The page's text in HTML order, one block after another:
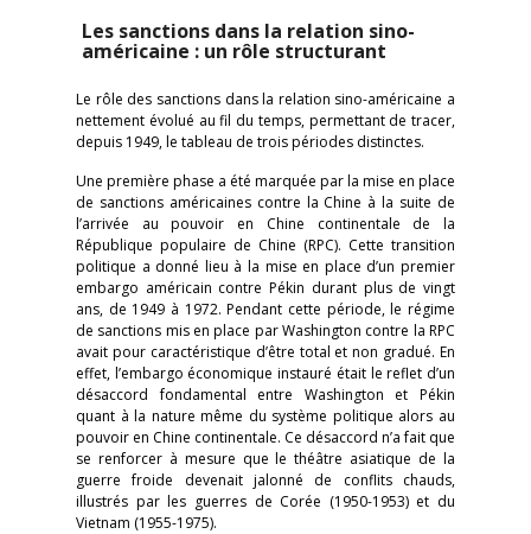
Les sanctions dans la relation sino-
américaine : un rôle structurant
Le rôle des sanctions dans la relation sino-américaine a
nettement évolué au fil du temps, permettant de tracer,
depuis 1949, le tableau de trois périodes distinctes.
Une première phase a été marquée par la mise en place
de sanctions américaines contre la Chine à la suite de
l’arrivée au pouvoir en Chine continentale de la
République populaire de Chine (RPC). Cette transition
politique a donné lieu à la mise en place d’un premier
embargo américain contre Pékin durant plus de vingt
ans, de 1949 à 1972. Pendant cette période, le régime
de sanctions mis en place par Washington contre la RPC
avait pour caractéristique d’être total et non gradué. En
effet, l’embargo économique instauré était le reflet d’un
désaccord fondamental entre Washington et Pékin
quant à la nature même du système politique alors au
pouvoir en Chine continentale. Ce désaccord n’a fait que
se renforcer à mesure que le théâtre asiatique de la
guerre froide devenait jalonné de conflits chauds,
illustrés par les guerres de Corée (1950-1953) et du
Vietnam (1955-1975).